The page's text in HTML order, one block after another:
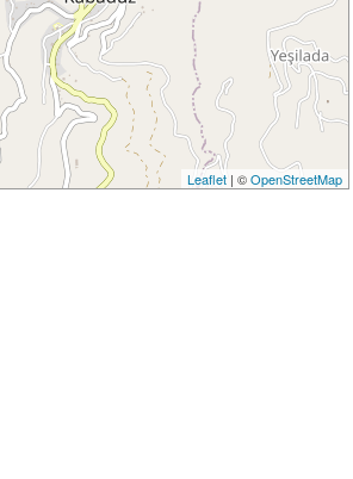
Leaflet | ©OpenStreetMap